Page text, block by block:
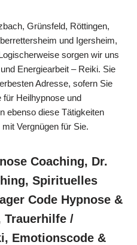
Grünsfeld, Röttingen,
und Igersheim,
sorgen wir uns
Energiearbeit – Reiki. Sie
Adresse, sofern Sie
für Heilhypnose und
ebenso diese Tätigkeiten
Vergnügen für Sie.
Coaching, Dr.
Spirituelles
Code Hypnose &
Trauerhilfe /
Emotionscode &